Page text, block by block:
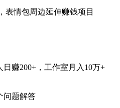
表情包周边延伸赚钱项目
赚200+，工作室月入10万+
问题解答